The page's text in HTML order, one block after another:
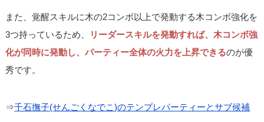
また、覚醒スキルに木の2コンボ以上で発動する木コンボ強化を
3つ持っているため、
リーダースキルを発動すれば、木コンボ強
化が同時に発動し、パーティー全体の火力を上昇できるのが優
秀です。
⇒千石撫子(せんごくなでこ)のテンプレパーティーとサブ候補